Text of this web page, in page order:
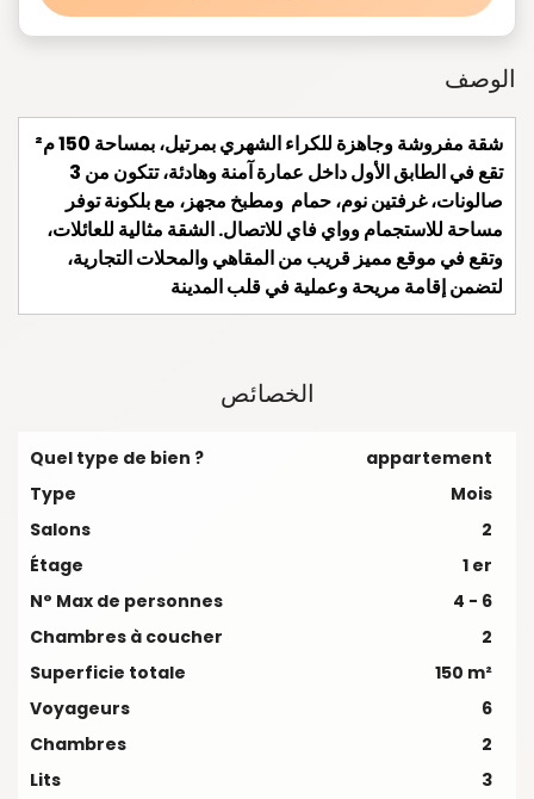
الوصف
شقة مفروشة وجاهزة للكراء الشهري بمرتيل، بمساحة 150 م²
تقع في الطابق الأول داخل عمارة آمنة وهادئة، تتكون من 3
صالونات، غرفتين نوم، حمام ومطبخ مجهز، مع بلكونة توفر
مساحة للاستجمام وواي فاي للاتصال. الشقة مثالية للعائلات،
وتقع في موقع مميز قريب من المقاهي والمحلات التجارية،
لتضمن إقامة مريحة وعملية في قلب المدينة
الخصائص
Quel type de bien ?
appartement
Type
Mois
Salons
2
Étage
1 er
N° Max de personnes
4 - 6
Chambres à coucher
2
Superficie totale
150 m²
Voyageurs
6
Chambres
2
Lits
3